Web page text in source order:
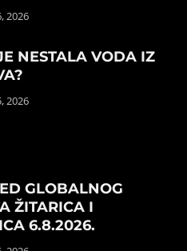
2026
NESTALA VODA IZ
2026
GLOBALNOG
ŽITARICA I
6.8.2026.